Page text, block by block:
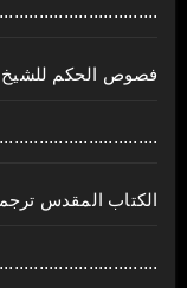
فصوص الحكم للشيخ
الكتاب المقدس